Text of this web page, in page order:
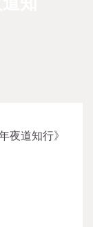
夜道知行》